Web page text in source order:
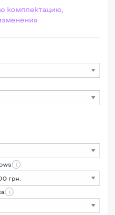
комплектацию,